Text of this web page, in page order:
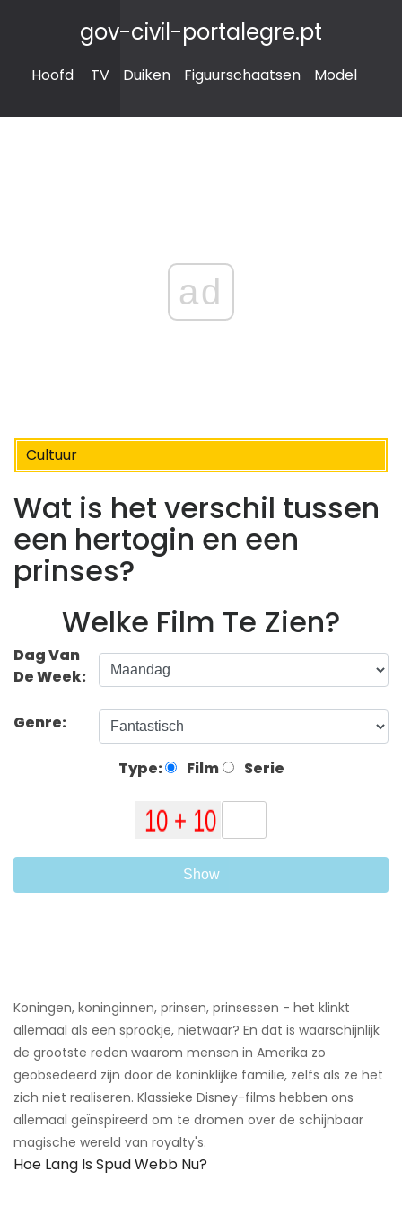
gov-civil-portalegre.pt
Hoofd TV Duiken Figuurschaatsen Model
ad
Cultuur
Wat is het verschil tussen
een hertogin en een
prinses?
Welke Film Te Zien?
Dag Van
De Week:
Genre:
Type: Film Serie
Show
Koningen, koninginnen, prinsen, prinsessen - het klinkt
allemaal als een sprookje, nietwaar? En dat is waarschijnlijk
de grootste reden waarom mensen in Amerika zo
geobsedeerd zijn door de koninklijke familie, zelfs als ze het
zich niet realiseren. Klassieke Disney-films hebben ons
allemaal geïnspireerd om te dromen over de schijnbaar
magische wereld van royalty's.
Hoe Lang Is Spud Webb Nu?